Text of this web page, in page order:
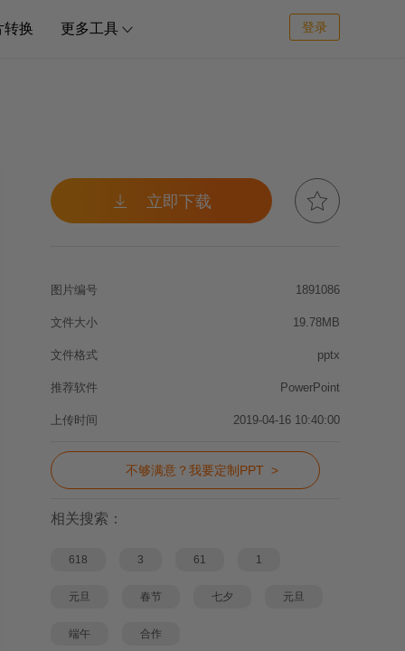
转换 更多工具  登录
 立即下载 
图片编号 1891086
文件大小 19.78MB
文件格式 pptx
推荐软件 PowerPoint
上传时间 2019-04-16 10:40:00
不够满意？我要定制PPT >
相关搜索：
618 3 61 1
元旦 春节 七夕 元旦
端午 合作